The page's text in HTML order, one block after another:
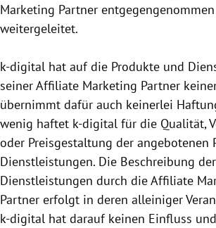
Marketing Partner
weitergeleitet.
k-digital hat auf die Produkte und
seiner Affiliate Marketing Partner
übernimmt dafür auch keinerlei
wenig haftet k-digital für die Qualität,
oder Preisgestaltung der angebotenen
Dienstleistungen. Die Beschreibung
Dienstleistungen durch die Affiliate
Partner erfolgt in deren alleiniger
k-digital hat darauf keinen Einfluss